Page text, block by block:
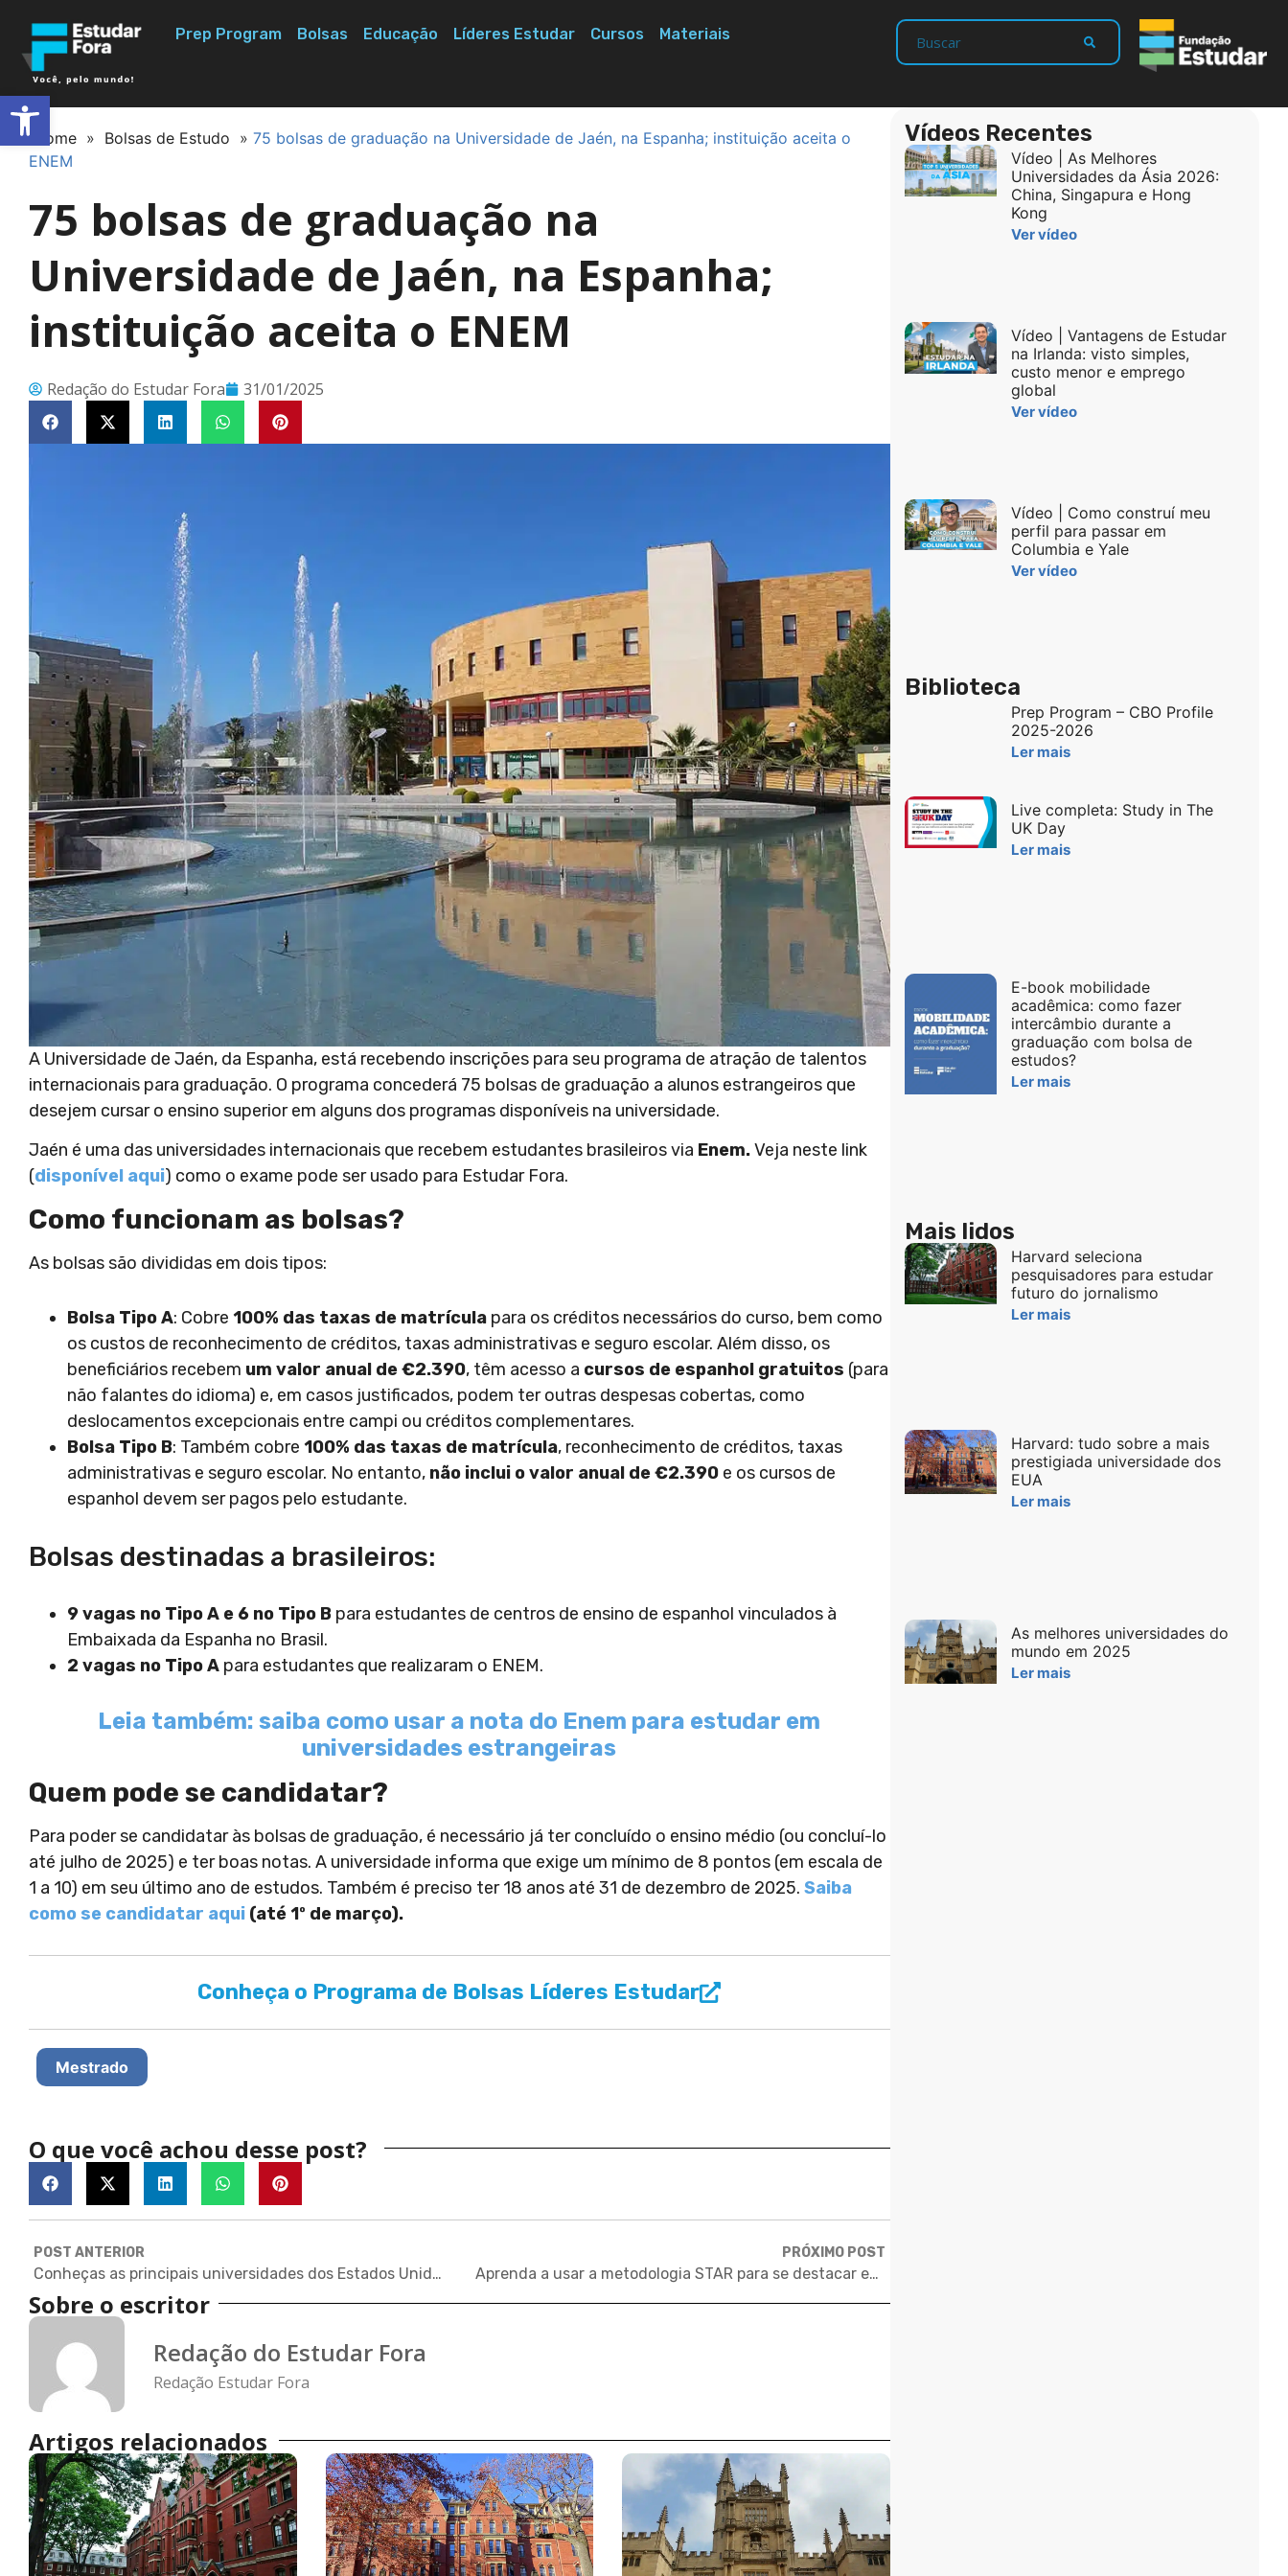
Prep Program Bolsas Educação Líderes Estudar Cursos Materiais
Home » Bolsas de Estudo » 75 bolsas de graduação na Universidade de Jaén, na Espanha; instituição aceita o
ENEM
75 bolsas de graduação na
Universidade de Jaén, na Espanha;
instituição aceita o ENEM
Redação do Estudar Fora 31/01/2025
A Universidade de Jaén, da Espanha, está recebendo inscrições para seu programa de atração de talentos
internacionais para graduação. O programa concederá 75 bolsas de graduação a alunos estrangeiros que
desejem cursar o ensino superior em alguns dos programas disponíveis na universidade.
Jaén é uma das universidades internacionais que recebem estudantes brasileiros via Enem.Veja neste link
(disponível aqui) como o exame pode ser usado para Estudar Fora.
Como funcionam as bolsas?
As bolsas são divididas em dois tipos:
Bolsa Tipo A: Cobre 100% das taxas de matrícula para os créditos necessários do curso, bem como
os custos de reconhecimento de créditos, taxas administrativas e seguro escolar. Além disso, os
beneficiários recebem um valor anual de €2.390, têm acesso a cursos de espanhol gratuitos (para
não falantes do idioma) e, em casos justificados, podem ter outras despesas cobertas, como
deslocamentos excepcionais entre campi ou créditos complementares.
Bolsa Tipo B: Também cobre 100% das taxas de matrícula, reconhecimento de créditos, taxas
administrativas e seguro escolar. No entanto, não inclui o valor anual de €2.390 e os cursos de
espanhol devem ser pagos pelo estudante.
Bolsas destinadas a brasileiros:
9 vagas no Tipo A e 6 no Tipo B para estudantes de centros de ensino de espanhol vinculados à
Embaixada da Espanha no Brasil.
2 vagas no Tipo A para estudantes que realizaram o ENEM.
Leia também: saiba como usar a nota do Enem para estudar em
universidades estrangeiras
Quem pode se candidatar?
Para poder se candidatar às bolsas de graduação, é necessário já ter concluído o ensino médio (ou concluí-lo
até julho de 2025) e ter boas notas. A universidade informa que exige um mínimo de 8 pontos (em escala de
1 a 10) em seu último ano de estudos. Também é preciso ter 18 anos até 31 de dezembro de 2025. Saiba
como se candidatar aqui (até 1º de março).
Conheça o Programa de Bolsas Líderes Estudar
Mestrado
O que você achou desse post?
POST ANTERIOR
Conheças as principais universidades dos Estados Unidos
PRÓXIMO POST
Aprenda a usar a metodologia STAR para se destacar em processos seletivos
Sobre o escritor
Redação do Estudar Fora
Redação Estudar Fora
Artigos relacionados
Vídeos Recentes
Vídeo | As Melhores
Universidades da Ásia 2026:
China, Singapura e Hong
Kong
Ver vídeo
Vídeo | Vantagens de Estudar
na Irlanda: visto simples,
custo menor e emprego
global
Ver vídeo
Vídeo | Como construí meu
perfil para passar em
Columbia e Yale
Ver vídeo
Biblioteca
Prep Program – CBO Profile
2025-2026
Ler mais
Live completa: Study in The
UK Day
Ler mais
E-book mobilidade
acadêmica: como fazer
intercâmbio durante a
graduação com bolsa de
estudos?
Ler mais
Mais lidos
Harvard seleciona
pesquisadores para estudar
futuro do jornalismo
Ler mais
Harvard: tudo sobre a mais
prestigiada universidade dos
EUA
Ler mais
As melhores universidades do
mundo em 2025
Ler mais
Abrir a barra de ferramentas